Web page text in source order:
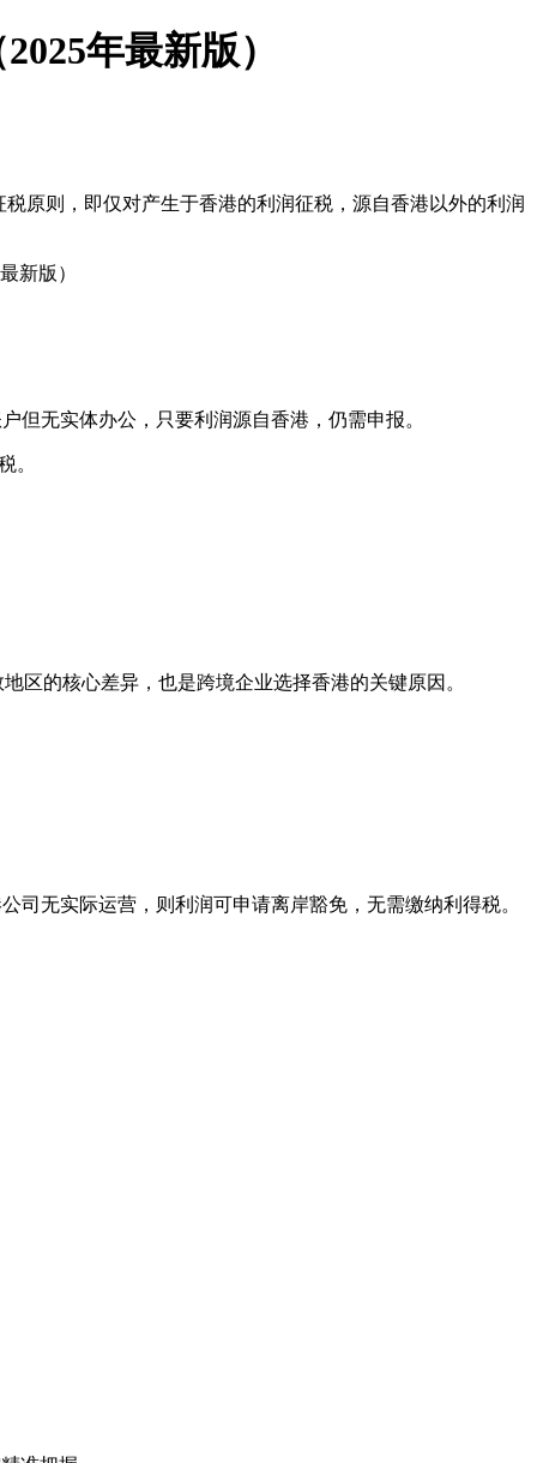
年最新版）
原则，即仅对产生于香港的利润征税，源自香港以外的利润
无实体办公，只要利润源自香港，仍需申报。
。
的核心差异，也是跨境企业选择香港的关键原因。
无实际运营，则利润可申请离岸豁免，无需缴纳利得税。